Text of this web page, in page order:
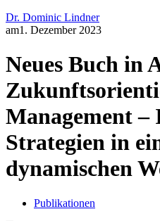
Dr. Dominic Lindner
am1. Dezember 2023
Neues Buch in
Management –
Strategien in
dynamischen
Publikationen